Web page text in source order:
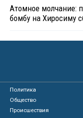
Атомное молчание:
бомбу на Хиросиму
Политика
Общество
Происшествия